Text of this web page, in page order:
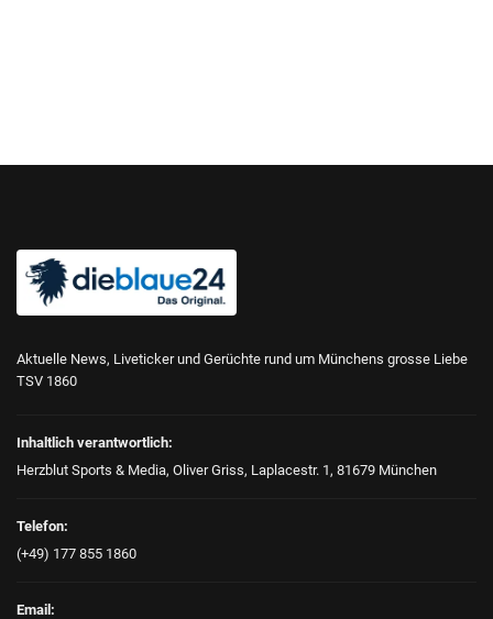
Aktuelle News, Liveticker und Gerüchte rund um Münchens grosse Liebe
TSV 1860
Inhaltlich verantwortlich:
Herzblut Sports & Media, Oliver Griss, Laplacestr. 1, 81679 München
Telefon:
(+49) 177 855 1860
Email: